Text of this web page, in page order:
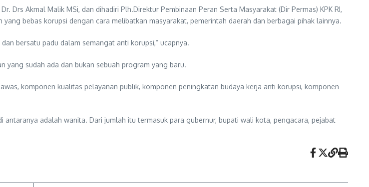
Drs Akmal Malik MSi, dan dihadiri Plh.Direktur Pembinaan Peran Serta Masyarakat (Dir Permas) KPK RI,
bebas korupsi dengan cara melibatkan masyarakat, pemerintah daerah dan berbagai pihak lainnya.
bersatu padu dalam semangat anti korupsi,” ucapnya.
sudah ada dan bukan sebuah program yang baru.
komponen kualitas pelayanan publik, komponen peningkatan budaya kerja anti korupsi, komponen
antaranya adalah wanita. Dari jumlah itu termasuk para gubernur, bupati wali kota, pengacara, pejabat